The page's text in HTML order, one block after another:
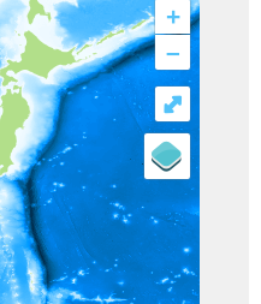
+
–
⤢